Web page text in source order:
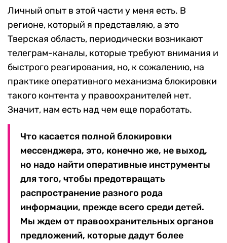
Личный опыт в этой части у меня есть. В
регионе, который я представляю, а это
Тверская область, периодически возникают
телеграм-каналы, которые требуют внимания и
быстрого реагирования, но, к сожалению, на
практике оперативного механизма блокировки
такого контента у правоохранителей нет.
Значит, нам есть над чем еще поработать.
Что касается полной блокировки
мессенджера, это, конечно же, не выход,
но надо найти оперативные инструменты
для того, чтобы предотвращать
распространение разного рода
информации, прежде всего среди детей.
Мы ждем от правоохранительных органов
предложений, которые дадут более